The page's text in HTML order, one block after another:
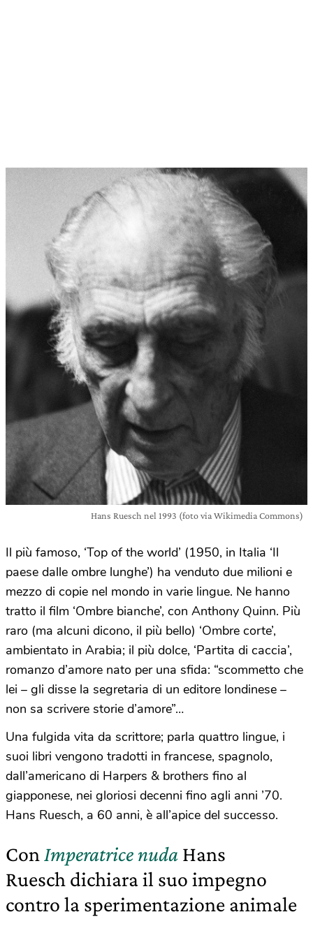
Hans Ruesch nel 1993 (foto via Wikimedia Commons)
Il più famoso, ‘Top of the world’ (1950, in Italia ‘Il
paese dalle ombre lunghe’) ha venduto due milioni e
mezzo di copie nel mondo in varie lingue. Ne hanno
tratto il film ‘Ombre bianche’, con Anthony Quinn. Più
raro (ma alcuni dicono, il più bello) ‘Ombre corte’,
ambientato in Arabia; il più dolce, ‘Partita di caccia’,
romanzo d’amore nato per una sfida: “scommetto che
lei – gli disse la segretaria di un editore londinese –
non sa scrivere storie d’amore”…
Una fulgida vita da scrittore; parla quattro lingue, i
suoi libri vengono tradotti in francese, spagnolo,
dall’americano di Harpers & brothers fino al
giapponese, nei gloriosi decenni fino agli anni ’70.
Hans Ruesch, a 60 anni, è all’apice del successo.
Con Imperatrice nuda Hans
Ruesch dichiara il suo impegno
contro la sperimentazione animale